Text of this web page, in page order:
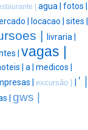
| agua | fotos |
| locacao | sites |
| livraria |
| vagas |
| a | medicos |
| excursão | | ' |
| gws |